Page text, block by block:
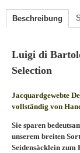
Beschreibung
Luigi di
Selection
Jacquardgewebte
vollständig von
Sie sparen
unserem breiten
Seidensäcklein